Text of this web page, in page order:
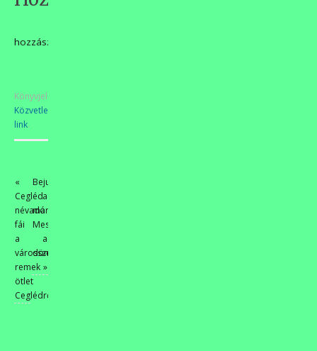
hozzászólás
Könyvjelzőkhöz
Közvetlen
link.
«
Cegléd
névadó
fái
a
városszépítőktől
remek
ötlet
Ceglédről
Bejutott
a
martfűi
Mesefa
a
döntőbe!
»